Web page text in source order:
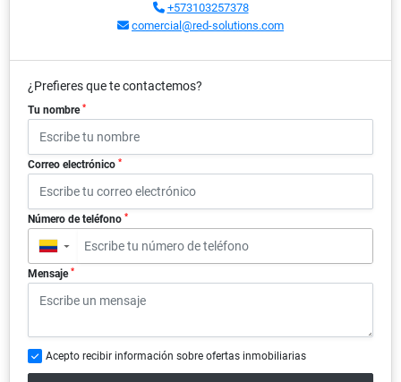
+573103257378
comercial@red-solutions.com
¿Prefieres que te contactemos?
Tu nombre *
Correo electrónico *
Número de teléfono *
▼
Mensaje *
Acepto recibir información sobre ofertas inmobiliarias